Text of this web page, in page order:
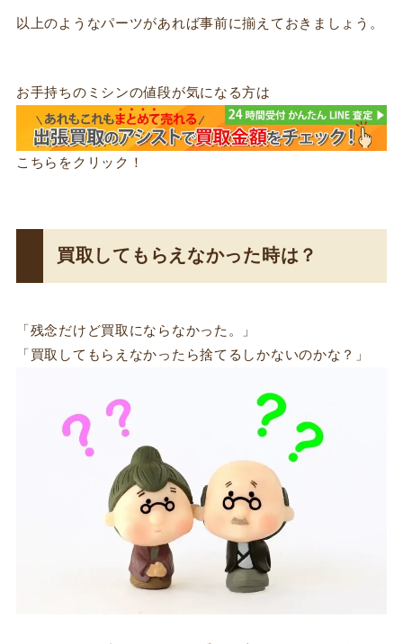
以上のようなパーツがあれば事前に揃えておきましょう。
お手持ちのミシンの値段が気になる方は
こちらをクリック！
買取してもらえなかった時は？
「残念だけど買取にならなかった。」
「買取してもらえなかったら捨てるしかないのかな？」